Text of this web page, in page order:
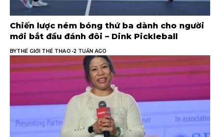
Chiến lược ném bóng thứ ba dành cho người
mới bắt đầu đánh đôi – Dink Pickleball
BYTHẾ GIỚI THỂ THAO 2 TUẦN AGO